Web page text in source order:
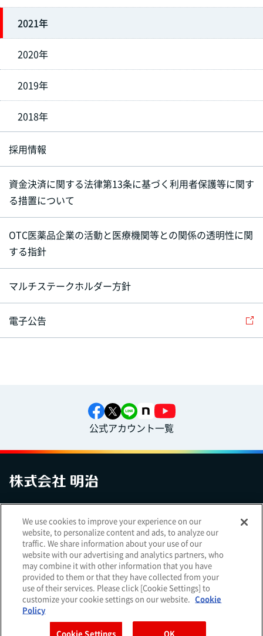
2021年
2020年
2019年
2018年
採用情報
資金決済に関する法律第13条に基づく利用者保護等に関す
る措置について
OTC医薬品企業の活動と医療機関等との関係の透明性に関
する指針
マルチステークホルダー方針
電子公告
公式アカウント一覧
アクセシビリティへの対応方針ご利用規約明治グループのDX
Cookie Settings
明治ホールディングス株式会社 （ EN ｜簡体 ）
Meiji Seika ファルマ株式会社
We use cookies to improve your experience on our
website, to personalize content and ads, to analyze our
traffic. We share information about your use of our
website with our advertising and analytics partners, who
may combine it with other information that you have
provided to them or that they have collected from your
use of their services. Please click [Cookie Settings] to
customize your cookie settings on our website. Cookie
Policy
Cookie Settings OK